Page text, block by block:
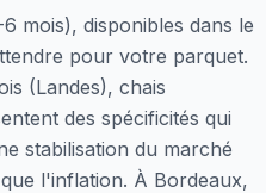
mois), disponibles dans le
pour votre parquet.
(Landes), chais
des spécificités qui
stabilisation du marché
l'inflation. À Bordeaux,